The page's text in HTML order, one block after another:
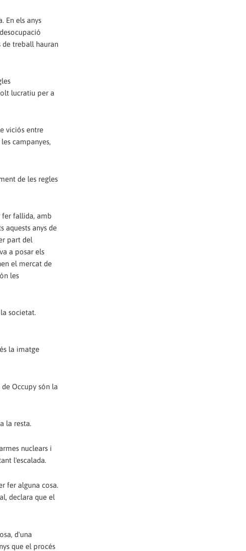
En els anys
de treball hauran
lucratiu per a
viciós entre
campanyes,
de les regles
fer fallida, amb
aquests anys de
part del
a posar els
el mercat de
les
societat.
la imatge
Occupy són la
la resta.
nuclears i
l'escalada.
fer alguna cosa.
declara que el
d'una
que el procés